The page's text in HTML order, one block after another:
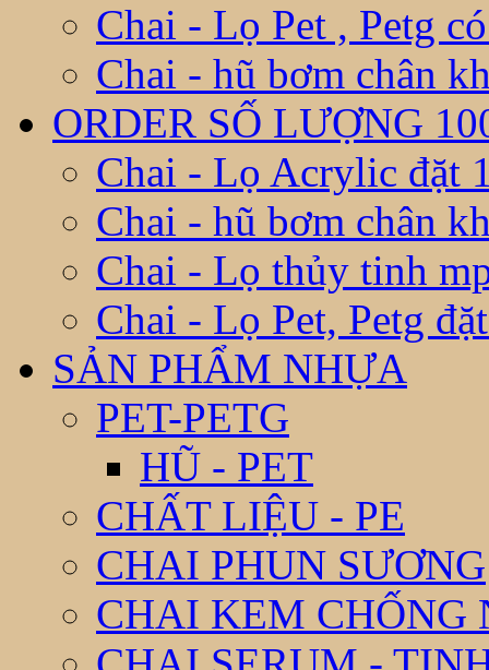
Chai - Lọ Pet , Petg
Chai - hũ bơm chân
ORDER SỐ LƯỢNG
Chai - Lọ Acrylic đặt
Chai - hũ bơm chân
Chai - Lọ thủy tinh
Chai - Lọ Pet, Petg
SẢN PHẨM NHỰA
PET-PETG
HŨ - PET
CHẤT LIỆU - PE
CHAI PHUN SƯƠNG
CHAI KEM CHỐNG